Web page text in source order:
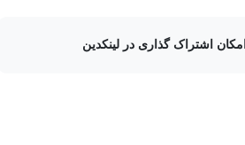
امکان اشتراک گذاری در لینکدین